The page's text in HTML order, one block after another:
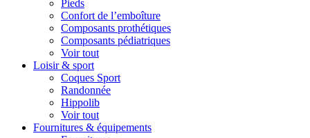
Pieds
Confort de l’emboîture
Composants prothétiques
Composants pédiatriques
Voir tout
Loisir & sport
Coques Sport
Randonnée
Hippolib
Voir tout
Fournitures & équipements